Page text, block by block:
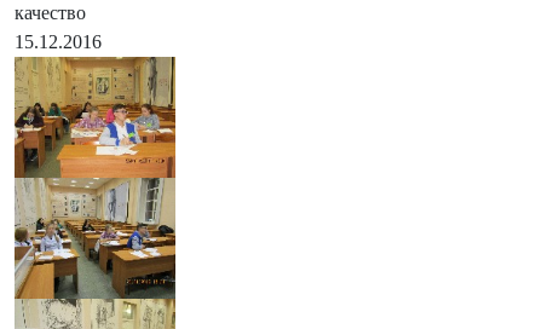
качество
15.12.2016